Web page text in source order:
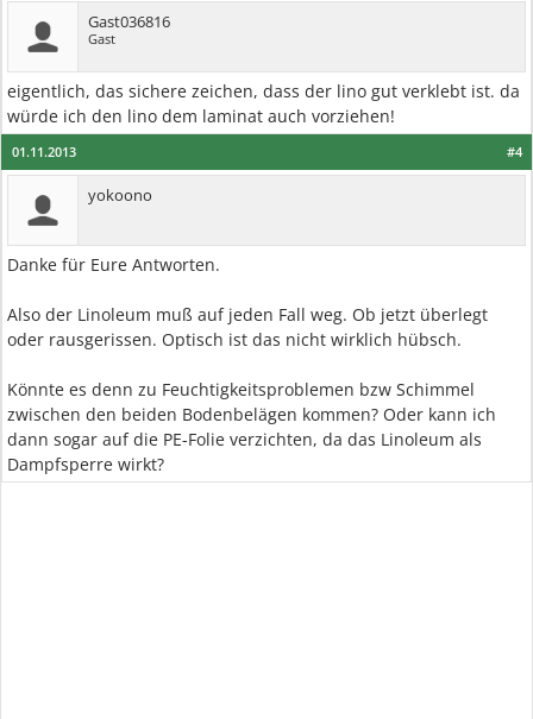
Gast036816
Gast
eigentlich, das sichere zeichen, dass der lino gut verklebt ist. da
würde ich den lino dem laminat auch vorziehen!
#4
01.11.2013
yokoono
Danke für Eure Antworten.
Also der Linoleum muß auf jeden Fall weg. Ob jetzt überlegt
oder rausgerissen. Optisch ist das nicht wirklich hübsch.
Könnte es denn zu Feuchtigkeitsproblemen bzw Schimmel
zwischen den beiden Bodenbelägen kommen? Oder kann ich
dann sogar auf die PE-Folie verzichten, da das Linoleum als
Dampfsperre wirkt?